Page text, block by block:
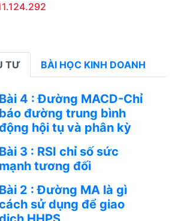
TƯ BÀI HỌC KINH DOANH
Bài 4 : Đường MACD-Chỉ
báo đường trung bình
hội tụ và phân kỳ
Bài 3 : RSI chỉ số sức
mạnh tương đối
Bài 2 : Đường MA là gì
sử dụng để giao